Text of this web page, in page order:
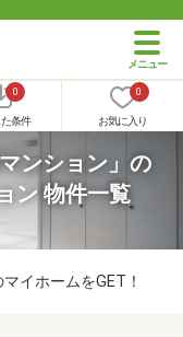
0
条件
0
お気に入り
ンション」の
ン 物件一覧
イホームをGET！